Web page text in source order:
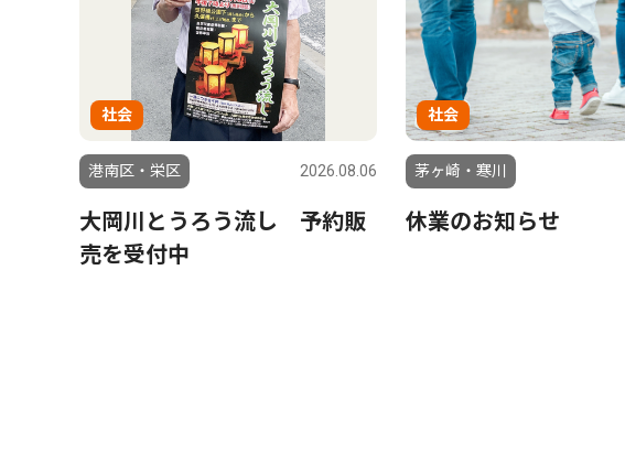
社会
港南区・栄区 2026.08.06
大岡川とうろう流し 予約販
売を受付中
社会
茅ヶ崎・寒川
休業のお知らせ